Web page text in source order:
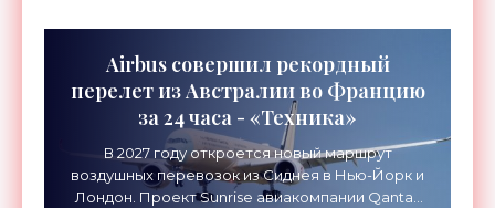
Airbus совершил рекордный
перелет из Австралии во Францию
за 24 часа - «Техника»
В 2027 году откроется новый маршрут
воздушных перевозок из Сиднея в Нью-Йорк и
Лондон. Проект Sunrise авиакомпании Qantas